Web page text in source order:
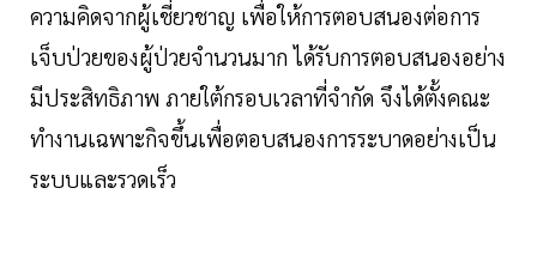
ความคิดจากผู้เชี่ยวชาญ เพื่อให้การตอบสนองต่อการ
เจ็บป่วยของผู้ป่วยจำนวนมาก ได้รับการตอบสนองอย่าง
มีประสิทธิภาพ ภายใต้กรอบเวลาที่จำกัด จึงได้ตั้งคณะ
ทำงานเฉพาะกิจขึ้นเพื่อตอบสนองการระบาดอย่างเป็น
ระบบและรวดเร็ว